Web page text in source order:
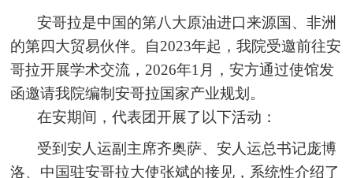
安哥拉是中国的第八大原油进口来源国、非洲
的第四大贸易伙伴。自2023年起，我院受邀前往安
哥拉开展学术交流，2026年1月，安方通过使馆发
函邀请我院编制安哥拉国家产业规划。
在安期间，代表团开展了以下活动：
受到安人运副主席齐奥萨、安人运总书记庞博
洛、中国驻安哥拉大使张斌的接见，系统性介绍了